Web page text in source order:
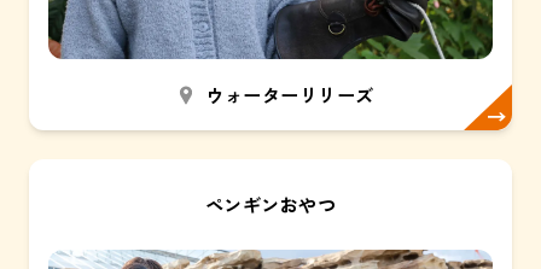
ウォーターリリーズ
ペンギンおやつ